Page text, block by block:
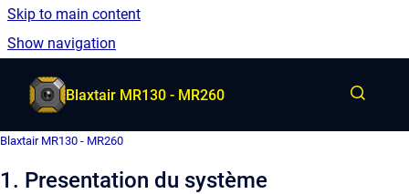
Skip to main content
Show navigation
Go to homepage
Blaxtair MR130 - MR260
Blaxtair MR130 - MR260
1. Presentation du système